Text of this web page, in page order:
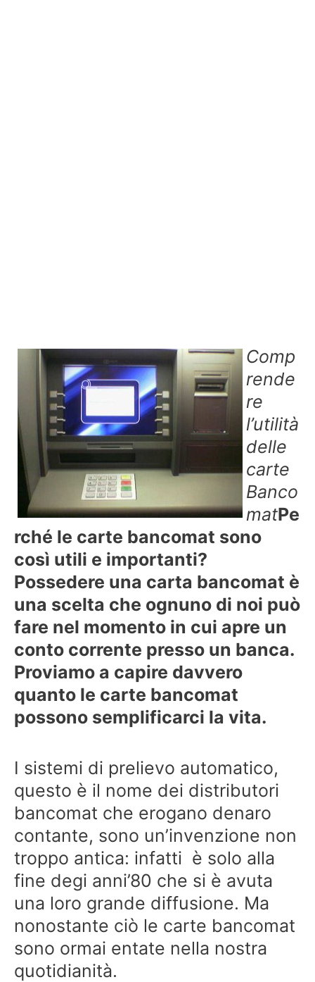
Comp
rende
re
l’utilità
delle
carte
Banco
matPe
rché le carte bancomat sono
così utili e importanti?
Possedere una carta bancomat è
una scelta che ognuno di noi può
fare nel momento in cui apre un
conto corrente presso un banca.
Proviamo a capire davvero
quanto le carte bancomat
possono semplificarci la vita.
I sistemi di prelievo automatico,
questo è il nome dei distributori
bancomat che erogano denaro
contante, sono un’invenzione non
troppo antica: infatti è solo alla
fine degi anni’80 che si è avuta
una loro grande diffusione. Ma
nonostante ciò le carte bancomat
sono ormai entate nella nostra
quotidianità.